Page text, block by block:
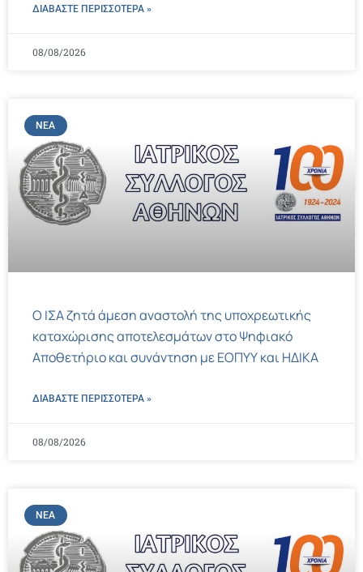
ΔΙΑΒΑΣΤΕ ΠΕΡΙΣΣΌΤΕΡΑ »
08/08/2026
ΝΈΑ
Ο ΙΣΑ ζητά άμεση αναστολή της υποχρεωτικής
καταχώρισης αποτελεσμάτων στο Ψηφιακό
Αποθετήριο και συνάντηση με ΕΟΠΥΥ και ΗΔΙΚΑ
ΔΙΑΒΑΣΤΕ ΠΕΡΙΣΣΌΤΕΡΑ »
08/08/2026
ΝΈΑ